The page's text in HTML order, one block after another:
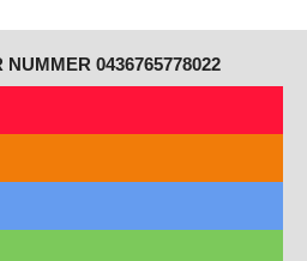
0436765778022